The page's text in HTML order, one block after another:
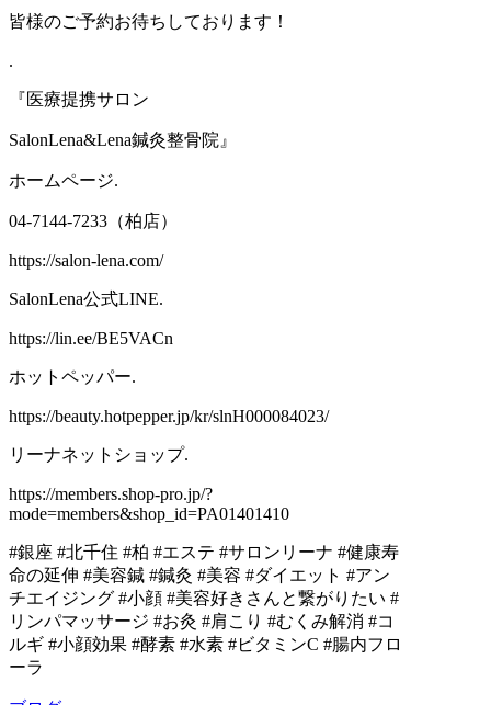
皆様のご予約お待ちしております！
.
『医療提携サロン
SalonLena&Lena鍼灸整骨院』
ホームページ.
04-7144-7233（柏店）
https://salon-lena.com/
SalonLena公式LINE.
https://lin.ee/BE5VACn
ホットペッパー.
https://beauty.hotpepper.jp/kr/slnH000084023/
リーナネットショップ.
https://members.shop-pro.jp/?
mode=members&shop_id=PA01401410
#銀座 #北千住 #柏 #エステ #サロンリーナ #健康寿
命の延伸 #美容鍼 #鍼灸 #美容 #ダイエット #アン
チエイジング #小顔 #美容好きさんと繋がりたい #
リンパマッサージ #お灸 #肩こり #むくみ解消 #コ
ルギ #小顔効果 #酵素 #水素 #ビタミンC #腸内フロ
ーラ